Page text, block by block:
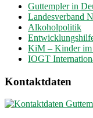
Guttempler in
Landesverband
Alkoholpolitik
KiM – Kinder
IOGT
Kontaktdaten